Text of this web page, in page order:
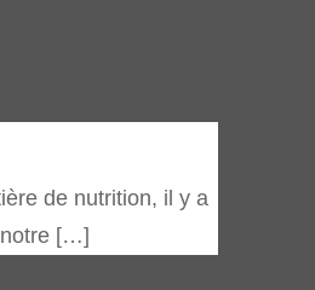
de nutrition, il y a
notre […]